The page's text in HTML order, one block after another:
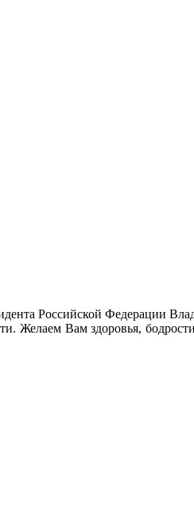
Российской Федерации
Желаем Вам здоровья,